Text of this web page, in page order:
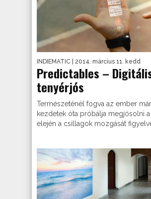
INDIEMATIC | 2014. március 11. kedd
Predictables –
tenyérjós
Természeténél fogva az ember
kezdetek óta próbálja megjósolni a
elején a csillagok mozgását